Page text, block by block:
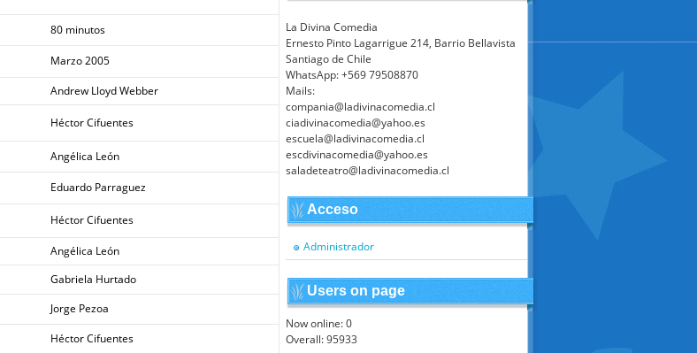
80 minutos
Marzo 2005
Andrew Lloyd Webber
Héctor Cifuentes
Angélica León
Eduardo Parraguez
Héctor Cifuentes
Angélica León
Gabriela Hurtado
Jorge Pezoa
Héctor Cifuentes
La Divina Comedia
Ernesto Pinto Lagarrigue 214, Barrio Bellavista
Santiago de Chile
WhatsApp: +569 79508870
Mails:
compania@ladivinacomedia.cl
ciadivinacomedia@yahoo.es
escuela@ladivinacomedia.cl
escdivinacomedia@yahoo.es
saladeteatro@ladivinacomedia.cl
Acceso
Administrador
Users on page
Now online: 0
Overall: 95933